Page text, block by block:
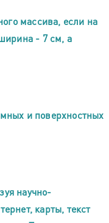
массива, если на
- 7 см, а
и поверхностных
научно-
карты, текст